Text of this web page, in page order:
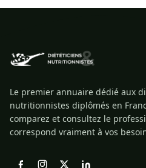
Le premier annuaire dédié aux
nutritionnistes diplômés en
comparez et consultez le
correspond vraiment à vos